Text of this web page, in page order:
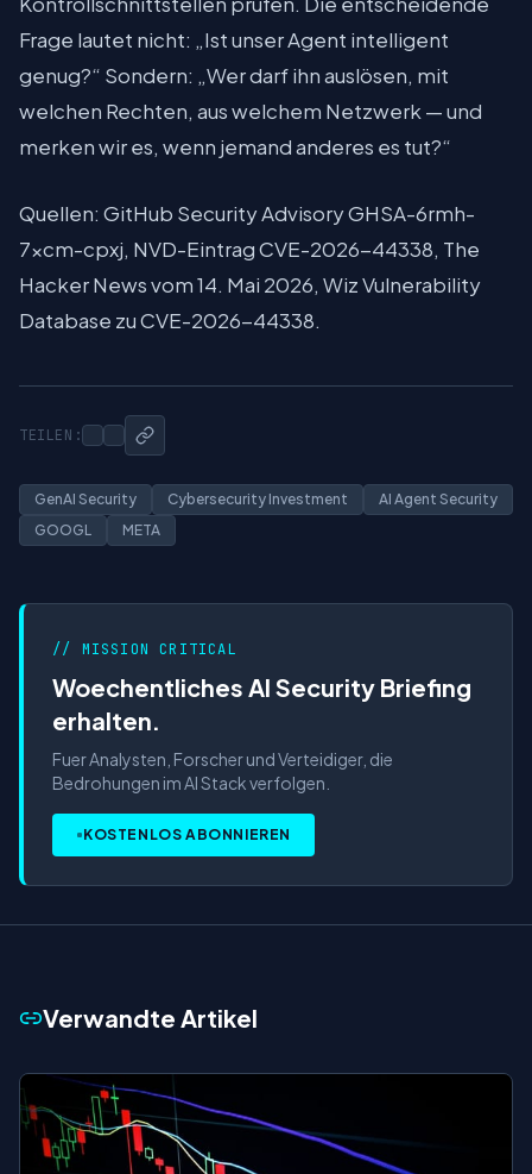
Frage lautet nicht: „Ist unser Agent intelligent
genug?“ Sondern: „Wer darf ihn auslösen, mit
welchen Rechten, aus welchem Netzwerk — und
merken wir es, wenn jemand anderes es tut?“
Quellen: GitHub Security Advisory GHSA-6rmh-
7xcm-cpxj, NVD-Eintrag CVE-2026-44338, The
Hacker News vom 14. Mai 2026, Wiz Vulnerability
Database zu CVE-2026-44338.
TEILEN:
GenAI Security Cybersecurity Investment
AI Agent Security
GOOGL
META
// MISSION CRITICAL
Woechentliches AI Security Briefing
erhalten.
Fuer Analysten, Forscher und Verteidiger, die
Bedrohungen im AI Stack verfolgen.
KOSTENLOS ABONNIEREN
Verwandte Artikel